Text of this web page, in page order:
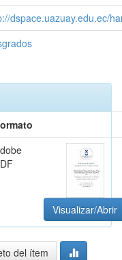
dspace.uazuay.edu.ec/
Visualizar/Abrir
del ítem